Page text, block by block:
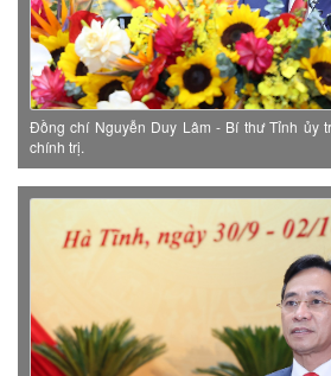
Đồng chí Nguyễn Duy Lâm - Bí thư Tỉnh ủy
chính trị.